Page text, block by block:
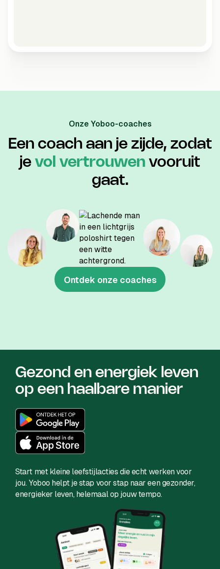
Onze Yoboo-coaches
Een coach aan je zijde, zodat
je vol vertrouwen vooruit
gaat.
Ontdek onze coaches
Gezond en energiek leven
op een haalbare manier
Start met kleine leefstijlacties die echt werken voor
jou. Yoboo helpt je stap voor stap naar een gezonder,
energieker leven, helemaal op jouw tempo.